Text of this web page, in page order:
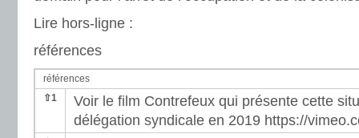
Lire hors-ligne :
références
références
⇧1
Voir le film Contrefeux qui présente cette
délégation syndicale en 2019 https://